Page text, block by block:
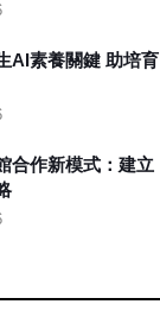
AI素養關鍵 助培育
合作新模式：建立